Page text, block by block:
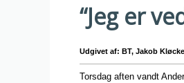
“Jeg er
Udgivet af: BT, Jakob
Torsdag aften vandt